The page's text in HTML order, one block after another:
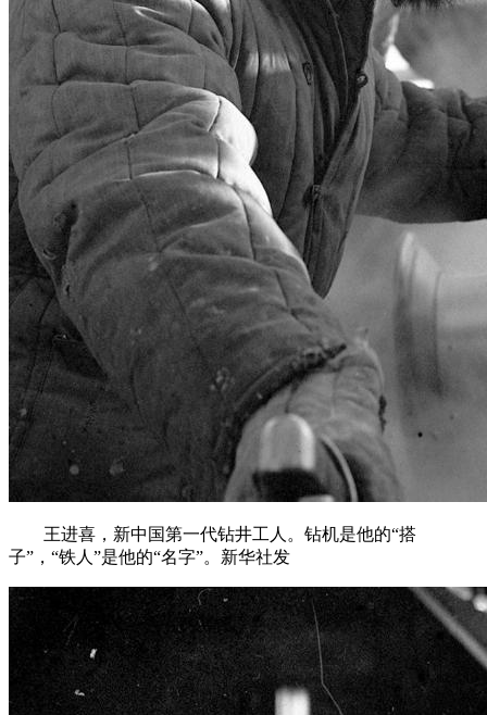
王进喜，新中国第一代钻井工人。钻机是他的“搭
子”，“铁人”是他的“名字”。新华社发